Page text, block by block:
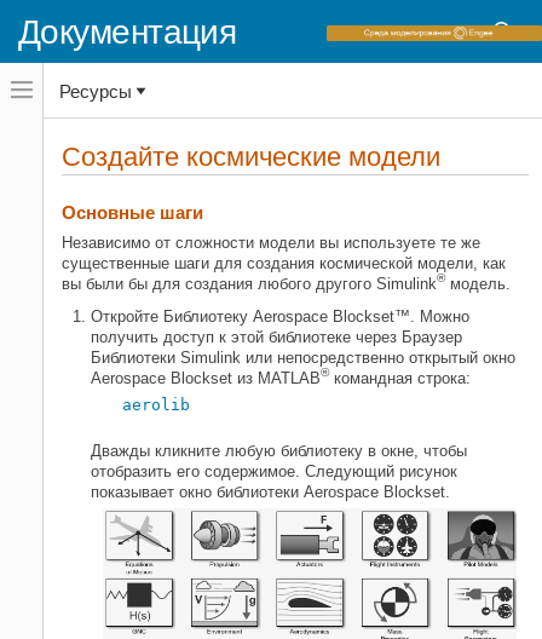
Документация
Переключатель
навигационного
меню
переключатель
Начало работы с Aerospace Blockset
НА ЭТОЙ СТРАНИЦЕ
Основные шаги
Ресурсы
Создайте космические модели
Основные шаги
Независимо от сложности модели вы используете те же
существенные шаги для создания космической модели, как
вы были бы для создания любого другого Simulink®модель.
Откройте Библиотеку Aerospace Blockset™. Можно
получить доступ к этой библиотеке через Браузер
Библиотеки Simulink или непосредственно открытый окно
Aerospace Blockset из MATLAB®командная строка:
aerolib
Дважды кликните любую библиотеку в окне, чтобы
отобразить его содержимое. Следующий рисунок
показывает окно библиотеки Aerospace Blockset.